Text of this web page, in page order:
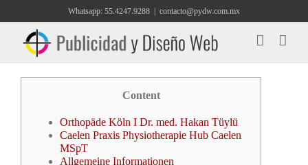
contenido
Whatsapp: 55.4247.9288 contacto@pydw.com.mx
Content
Orthopäde Köln I Dr. med. Hakan Tüylü
Caelen Praxis Physiotherapie Hub Caelen
MSpT
Allgemeine Informationen